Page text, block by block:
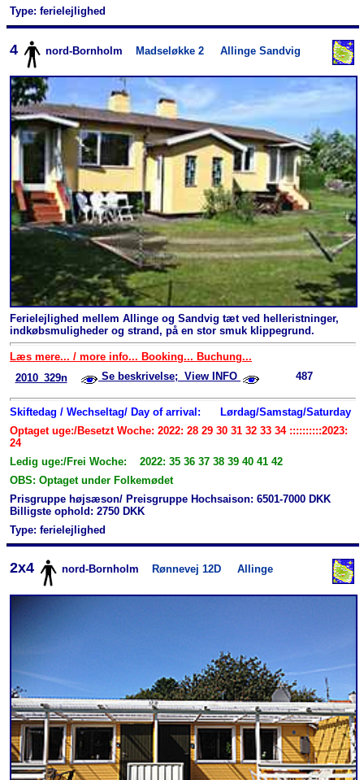
Type: ferielejlighed
4 nord-Bornholm Madseløkke 2 Allinge Sandvig
Ferielejlighed mellem Allinge og Sandvig tæt ved helleristninger,
indkøbsmuligheder og strand, på en stor smuk klippegrund.
Læs mere... / more info... Booking... Buchung...
2010_329n
Se beskrivelse; View INFO 487
Skiftedag / Wechseltag/ Day of arrival:
Lørdag/Samstag/Saturday
Optaget uge:/Besetzt Woche: 2022: 28 29 30 31 32 33 34 ::::::::::2023:
24
Ledig uge:/Frei Woche: 2022: 35 36 37 38 39 40 41 42
OBS: Optaget under Folkemødet
Prisgruppe højsæson/ Preisgruppe Hochsaison: 6501-7000 DKK
Billigste ophold: 2750 DKK
Type: ferielejlighed
2x4 nord-Bornholm Rønnevej 12D Allinge